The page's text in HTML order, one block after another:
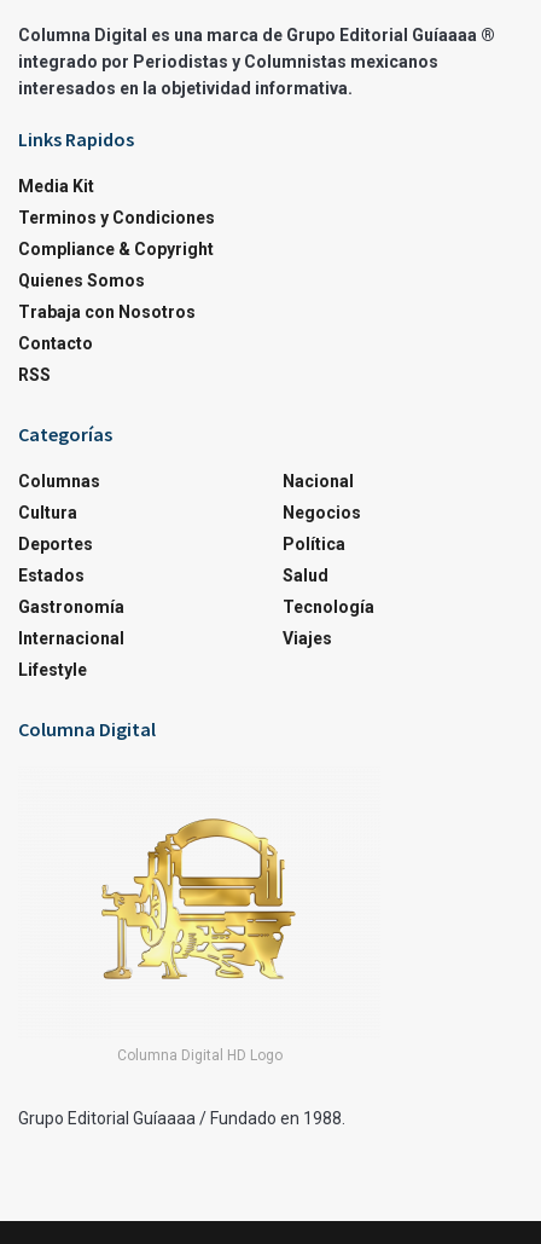
Columna Digital es una marca de Grupo Editorial Guíaaaa ®
integrado por Periodistas y Columnistas mexicanos
interesados en la objetividad informativa.
Links Rapidos
Media Kit
Terminos y Condiciones
Compliance & Copyright
Quienes Somos
Trabaja con Nosotros
Contacto
RSS
Categorías
Columnas
Cultura
Deportes
Estados
Gastronomía
Internacional
Lifestyle
Nacional
Negocios
Política
Salud
Tecnología
Viajes
Columna Digital
Columna Digital HD Logo
Grupo Editorial Guíaaaa / Fundado en 1988.